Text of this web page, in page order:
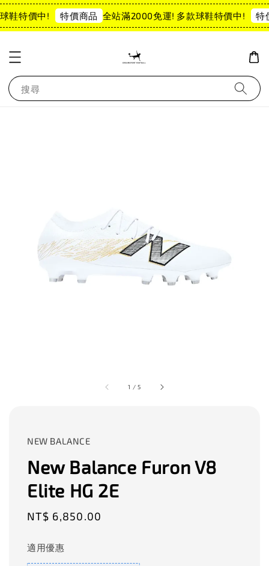
鞋特價中! 特價商品 全站滿2000免運! 多款球鞋特價中! 特
搜尋
1 /5
NEW BALANCE
New Balance Furon V8
Elite HG 2E
Regular
NT$ 6,850.00
適用優惠